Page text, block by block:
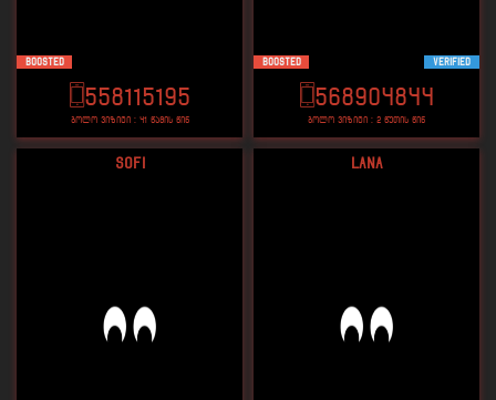
Boosted
558115195
ბოლო ვიზიტი : 41 წამის წინ
Boosted VERIFIED
568904844
ბოლო ვიზიტი : 2 წუთის წინ
Sofi lana